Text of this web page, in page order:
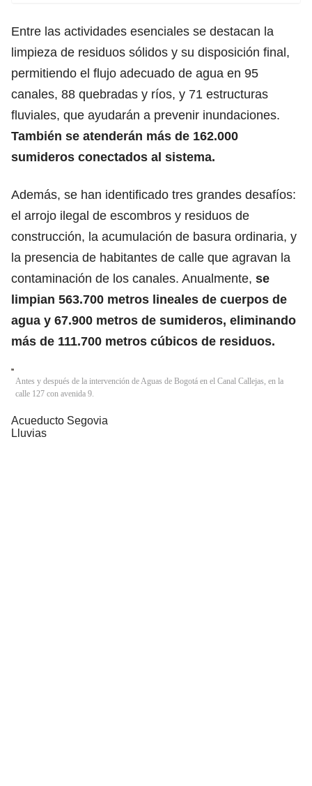
Entre las actividades esenciales se destacan la
limpieza de residuos sólidos y su disposición final,
permitiendo el flujo adecuado de agua en 95
canales, 88 quebradas y ríos, y 71 estructuras
fluviales, que ayudarán a prevenir inundaciones.
También se atenderán más de 162.000
sumideros conectados al sistema.
Además, se han identificado tres grandes desafíos:
el arrojo ilegal de escombros y residuos de
construcción, la acumulación de basura ordinaria, y
la presencia de habitantes de calle que agravan la
contaminación de los canales. Anualmente, se
limpian 563.700 metros lineales de cuerpos de
agua y 67.900 metros de sumideros, eliminando
más de 111.700 metros cúbicos de residuos.
Antes y después de la intervención de Aguas de Bogotá en el Canal Callejas, en la
calle 127 con avenida 9.
Acueducto Segovia
Lluvias